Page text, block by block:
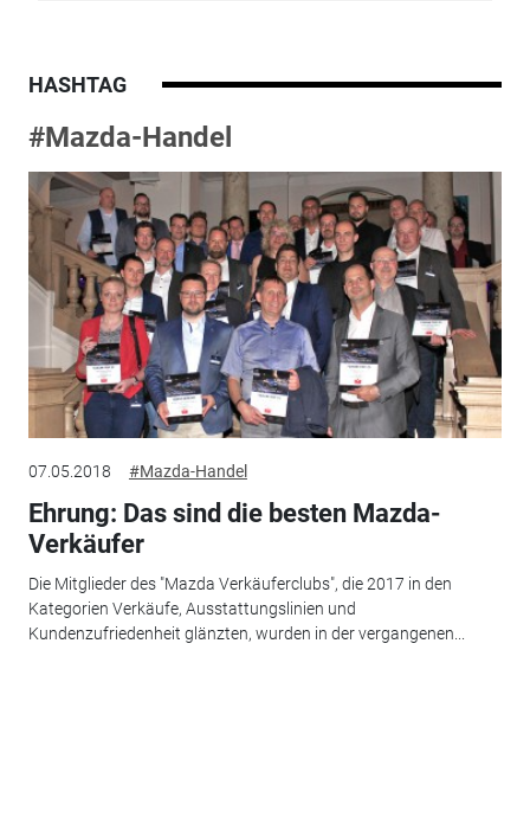
HASHTAG
#Mazda-Handel
07.05.2018 #Mazda-Handel
Ehrung: Das sind die besten Mazda-
Verkäufer
Die Mitglieder des "Mazda Verkäuferclubs", die 2017 in den
Kategorien Verkäufe, Ausstattungslinien und
Kundenzufriedenheit glänzten, wurden in der vergangenen...